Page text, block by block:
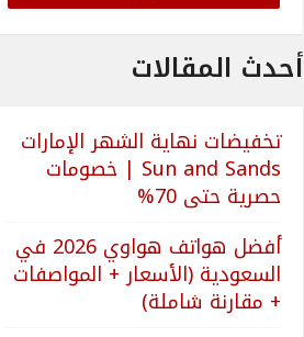
أحدث المقالات
تخفيضات نهاية الشهر الإمارات
Sun and Sands | خصومات
حصرية حتى 70%
أفضل هواتف هواوي 2026 في
السعودية (الأسعار + المواصفات
+ مقارنة شاملة)